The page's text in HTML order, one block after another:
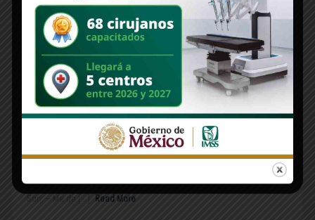
COLUMNAS
ENTRE LÍNEAS | Menos pobreza en México, herencia del
agosto 19, 2025
Inegi y Coneval confirman cifras; la desigualdad también a la baja;
Sonora también registra avance Por Agustín Rodríguez L. GUAYMAS,
Son. – Me de [...]
Read More